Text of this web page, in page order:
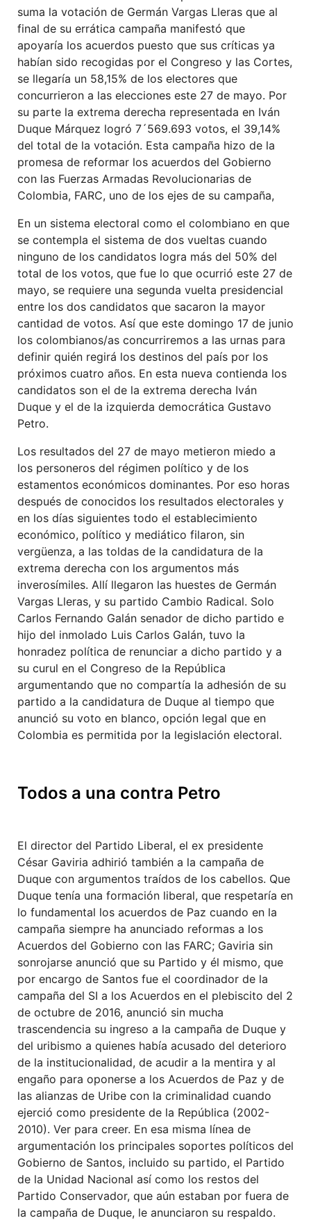
suma la votación de Germán Vargas Lleras que al
final de su errática campaña manifestó que
apoyaría los acuerdos puesto que sus críticas ya
habían sido recogidas por el Congreso y las Cortes,
se llegaría un 58,15% de los electores que
concurrieron a las elecciones este 27 de mayo. Por
su parte la extrema derecha representada en Iván
Duque Márquez logró 7´569.693 votos, el 39,14%
del total de la votación. Esta campaña hizo de la
promesa de reformar los acuerdos del Gobierno
con las Fuerzas Armadas Revolucionarias de
Colombia, FARC, uno de los ejes de su campaña,
En un sistema electoral como el colombiano en que
se contempla el sistema de dos vueltas cuando
ninguno de los candidatos logra más del 50% del
total de los votos, que fue lo que ocurrió este 27 de
mayo, se requiere una segunda vuelta presidencial
entre los dos candidatos que sacaron la mayor
cantidad de votos. Así que este domingo 17 de junio
los colombianos/as concurriremos a las urnas para
definir quién regirá los destinos del país por los
próximos cuatro años. En esta nueva contienda los
candidatos son el de la extrema derecha Iván
Duque y el de la izquierda democrática Gustavo
Petro.
Los resultados del 27 de mayo metieron miedo a
los personeros del régimen político y de los
estamentos económicos dominantes. Por eso horas
después de conocidos los resultados electorales y
en los días siguientes todo el establecimiento
económico, político y mediático filaron, sin
vergüenza, a las toldas de la candidatura de la
extrema derecha con los argumentos más
inverosímiles. Allí llegaron las huestes de Germán
Vargas Lleras, y su partido Cambio Radical. Solo
Carlos Fernando Galán senador de dicho partido e
hijo del inmolado Luis Carlos Galán, tuvo la
honradez política de renunciar a dicho partido y a
su curul en el Congreso de la República
argumentando que no compartía la adhesión de su
partido a la candidatura de Duque al tiempo que
anunció su voto en blanco, opción legal que en
Colombia es permitida por la legislación electoral.
Todos a una contra Petro
El director del Partido Liberal, el ex presidente
César Gaviria adhirió también a la campaña de
Duque con argumentos traídos de los cabellos. Que
Duque tenía una formación liberal, que respetaría en
lo fundamental los acuerdos de Paz cuando en la
campaña siempre ha anunciado reformas a los
Acuerdos del Gobierno con las FARC; Gaviria sin
sonrojarse anunció que su Partido y él mismo, que
por encargo de Santos fue el coordinador de la
campaña del SI a los Acuerdos en el plebiscito del 2
de octubre de 2016, anunció sin mucha
trascendencia su ingreso a la campaña de Duque y
del uribismo a quienes había acusado del deterioro
de la institucionalidad, de acudir a la mentira y al
engaño para oponerse a los Acuerdos de Paz y de
las alianzas de Uribe con la criminalidad cuando
ejerció como presidente de la República (2002-
2010). Ver para creer. En esa misma línea de
argumentación los principales soportes políticos del
Gobierno de Santos, incluido su partido, el Partido
de la Unidad Nacional así como los restos del
Partido Conservador, que aún estaban por fuera de
la campaña de Duque, le anunciaron su respaldo.